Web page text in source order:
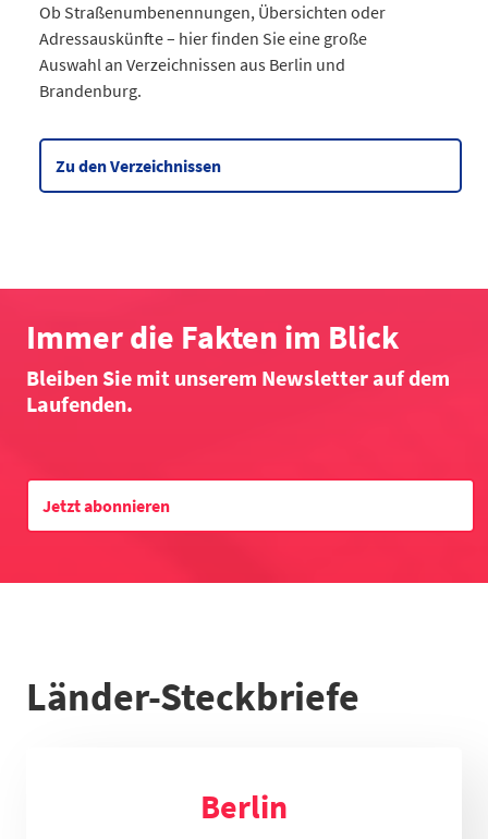
Datentabelle zum Diagramm
KategorieStraßenumbenennungen Berlin
2013
7
2014
8
2015
8
2022
2
2024
4
2025
6
Ob Straßenumbenennungen, Übersichten oder
Adressauskünfte – hier finden Sie eine große
Auswahl an Verzeichnissen aus Berlin und
Brandenburg.
Zu den Verzeichnissen
Immer die Fakten im Blick
Bleiben Sie mit unserem Newsletter auf dem
Laufenden.
Jetzt abonnieren
Länder-Steckbriefe
Berlin